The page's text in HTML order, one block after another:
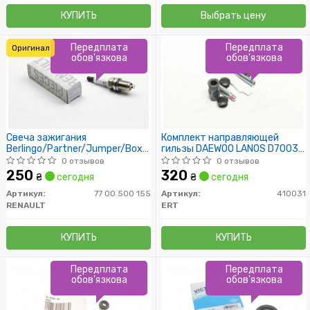
КУПИТЬ Выбрать цену
Свеча зажигания
Berlingo/Partner/Jumper/Boxer/Bipper/
Kangoo 1.4/1.60 отзывов
250 ₴ сегодня
Артикул:
77 00 500 155
RENAULT
КУПИТЬ
Передплата
обов'язкова
Оригинал
Комплект направляющей
гильзы DAEWOO LANOS D7003C
(пр-во ERT)
0 отзывов
320 ₴ сегодня
Артикул:
410031
ERT
КУПИТЬ
Передплата
обов'язкова
Передплата
обов'язкова
Передплата
обов'язкова